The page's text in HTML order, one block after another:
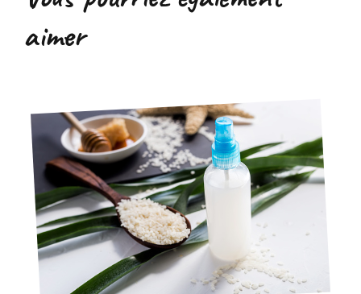
aimer